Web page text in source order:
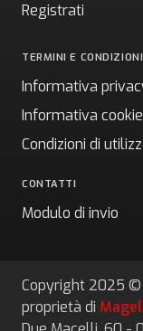
Registrati
TERMINI E CONDIZIONI
Informativa
Informativa cookie
Condizioni di
CONTATTI
Modulo di invio
Copyright 2025 ©
proprietà di